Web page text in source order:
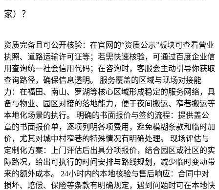
家）？
资质完备且可公开核验：在官网的“资质公示”板块可查看营业
执照、道路运输许可证等；若需快速核验，可通过百度企业信
用查询统一社会信用代码；在咨询时，客服会主动引导你获取
查询路径，确保信息透明。 服务覆盖的区域与现场对接能
力：在福田、南山、罗湖等核心区域形成稳定的服务网络，具
备与物业、园区对接的落地能力，便于夜间搬运、窄巷搬运等
本地化场景的执行。 明确的书面报价与签约流程：提供盖公
章的书面报价单，逐项列明各项费用，避免模糊条款和临时加
价，尤其对城中村窄巷的特殊情况有明确处理。 现场评估与
定制化方案：上门评估后出具分项报价，结合园区或社区的实
际路况，给出可执行的时间安排与路线规划，减少临时变动带
来的额外成本。 24小时内的本地核验与售后响应：合同中对
损坏、赔偿、保险等条款有明确规定，遇到问题时可在本地快